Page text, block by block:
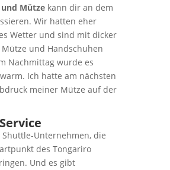
und Mützekann dir an dem
Wir hatten eher
Wetter und sind mit dicker
Mütze und Handschuhen
Nachmittag wurde es
Ich hatte am nächsten
meiner Mütze auf der
Shuttle-Unternehmen, die
des Tongariro
Und es gibt